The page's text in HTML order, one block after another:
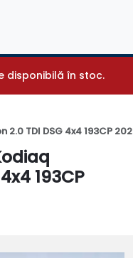
disponibilă în stoc.
TDI DSG 4x4 193CP
193CP